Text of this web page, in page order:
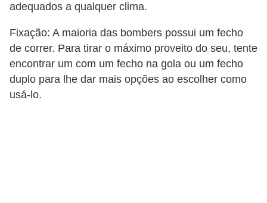
adequados a qualquer clima.
Fixação: A maioria das bombers possui um fecho
de correr. Para tirar o máximo proveito do seu, tente
encontrar um com um fecho na gola ou um fecho
duplo para lhe dar mais opções ao escolher como
usá-lo.